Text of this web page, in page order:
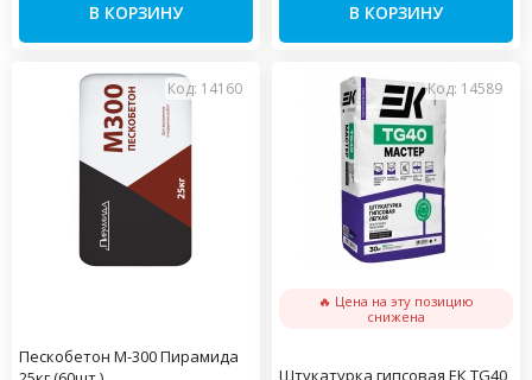
В КОРЗИНУ В КОРЗИНУ
Код: 14160
Пескобетон М-300 Пирамида
Код: 14589
🔥 Цена на эту позицию
снижена
Штукатурка гипсовая ЕК TG40